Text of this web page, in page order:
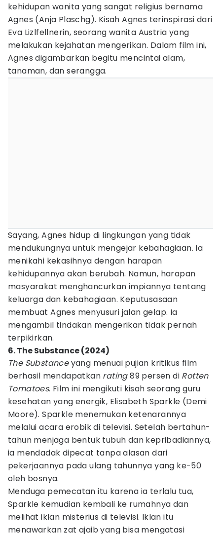
kehidupan wanita yang sangat religius bernama
Agnes (Anja Plaschg). Kisah Agnes terinspirasi dari
Eva Lizlfellnerin, seorang wanita Austria yang
melakukan kejahatan mengerikan. Dalam film ini,
Agnes digambarkan begitu mencintai alam,
tanaman, dan serangga.
Sayang, Agnes hidup di lingkungan yang tidak
mendukungnya untuk mengejar kebahagiaan. Ia
menikahi kekasihnya dengan harapan
kehidupannya akan berubah. Namun, harapan
masyarakat menghancurkan impiannya tentang
keluarga dan kebahagiaan. Keputusasaan
membuat Agnes menyusuri jalan gelap. Ia
mengambil tindakan mengerikan tidak pernah
terpikirkan.
6. The Substance (2024)
The Substanceyang menuai pujian kritikus film
berhasil mendapatkan rating89 persen di Rotten
Tomatoes. Film ini mengikuti kisah seorang guru
kesehatan yang energik, Elisabeth Sparkle (Demi
Moore). Sparkle menemukan ketenarannya
melalui acara erobik di televisi. Setelah bertahun-
tahun menjaga bentuk tubuh dan kepribadiannya,
ia mendadak dipecat tanpa alasan dari
pekerjaannya pada ulang tahunnya yang ke-50
oleh bosnya.
Menduga pemecatan itu karena ia terlalu tua,
Sparkle kemudian kembali ke rumahnya dan
melihat iklan misterius di televisi. Iklan itu
menawarkan zat ajaib yang bisa mengatasi